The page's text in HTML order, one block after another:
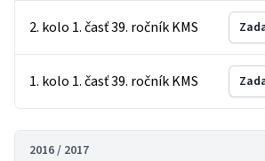
2. kolo 1. časť 39. ročník KMS
1. kolo 1. časť 39. ročník KMS
2016 / 2017